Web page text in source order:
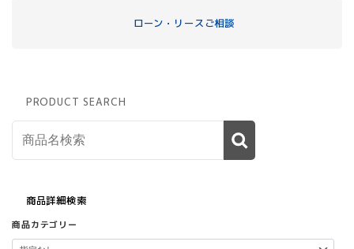
ローン・リースご相談
PRODUCT SEARCH
商品詳細検索
商品カテゴリー